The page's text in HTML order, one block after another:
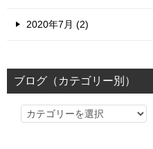
2020年7月 (2)
ブログ（カテゴリー別）
ブ